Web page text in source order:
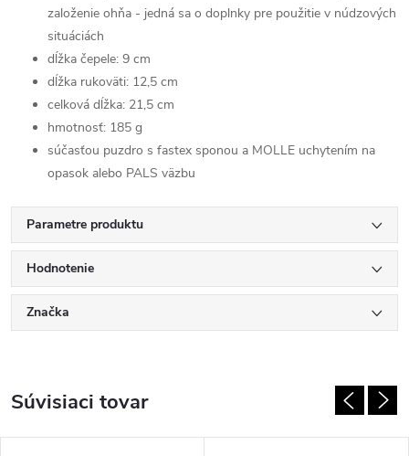
založenie ohňa - jedná sa o doplnky pre použitie v núdzových
situáciách
dĺžka čepele: 9 cm
dĺžka rukoväti: 12,5 cm
celková dĺžka: 21,5 cm
hmotnosť: 185 g
súčasťou puzdro s fastex sponou a MOLLE uchytením na
opasok alebo PALS väzbu
Parametre produktu
Hodnotenie
Značka
Súvisiaci tovar